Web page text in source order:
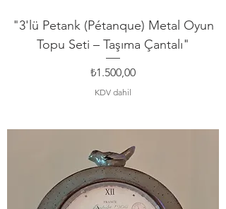
"3'lü Petank (Pétanque) Metal Oyun
Topu Seti – Taşıma Çantalı"
Fiyat
₺1.500,00
KDV dahil